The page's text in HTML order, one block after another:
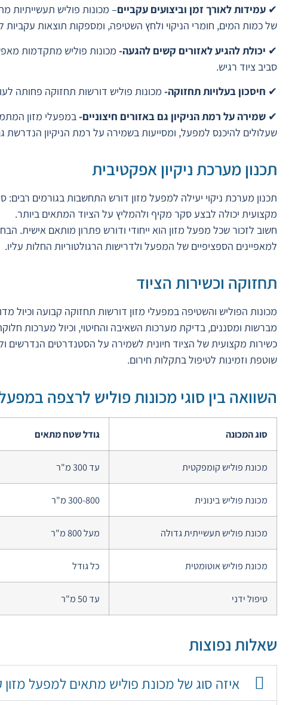
✔ עמידות לאורך זמן וביצועים עקביים– מכונות פוליש
של כמות המים, חומרי הניקוי ולחץ השטיפה, ומספקות תוצאות עקביות
✔ יכולת להגיע לאזורים קשים להגעה- מכונות פוליש מתקדמות
סביב ציוד רגיש.
✔ חיסכון בעלויות תחזוקה- מכונות פוליש דורשות תחזוקה פחותה
✔ שמירה על רמת הניקיון גם באזורים חיצוניים- במפעלי מזון
שעלולים להיכנס למפעל, ומסייעות בשמירה על רמת הניקיון הנדרשת
תכנון מערכת ניקיון אפקטיבית
תכנון מערכת ניקוי יעילה למפעל מזון דורש התחשבות בגורמים רבים:
מקצועית יכולה לבצע סקר מקיף ולהמליץ על הציוד המתאים ביותר.
חשוב לזכור שכל מפעל מזון הוא ייחודי ודורש פתרון מותאם אישית.
למאפיינים הספציפיים של המפעל ולדרישות הרגולטוריות החלות עליו.
תחזוקה וכשירות הציוד
מכונות הפוליש והשטיפה במפעלי מזון דורשות תחזוקה קבועה וכיול
מברשות ומסננים, בדיקת מערכות השאיבה והחיטוי, וכיול מערכות
כשירות מקצועית של הציוד חיונית לשמירה על הסטנדרטים הנדרשים
שוטפת וזמינות לטיפול בתקלות חירום.
השוואה בין סוגי מכונות פוליש לרצפה
סוג המכונה גודל שטח מתאים
מכונת פוליש קומפקטית עד 300 מ"ר
מכונת פוליש בינונית 300-800 מ"ר
מכונת פוליש תעשייתית גדולה מעל 800 מ"ר
מכונת פוליש אוטומטית כל גודל
טיפול ידני עד 50 מ"ר
שאלות נפוצות
איזה סוג של מכונת פוליש מתאים למפעל מזון